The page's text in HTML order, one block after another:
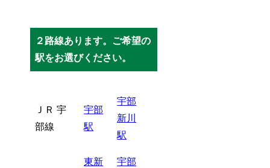
２路線あります。ご希望の
駅をお選びください。
ＪＲ 宇
部線
宇部
駅
宇部
新川
駅
東新
宇部